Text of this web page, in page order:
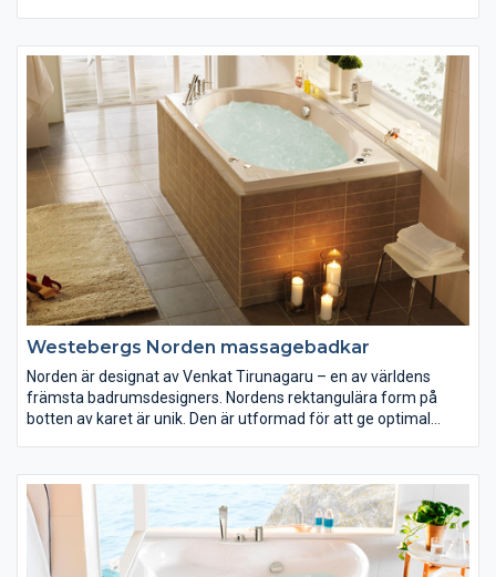
Westebergs Norden massagebadkar
Norden är designat av Venkat Tirunagaru – en av världens
främsta badrumsdesigners. Nordens rektangulära form på
botten av karet är unik. Den är utformad för att ge optimal
välmående.